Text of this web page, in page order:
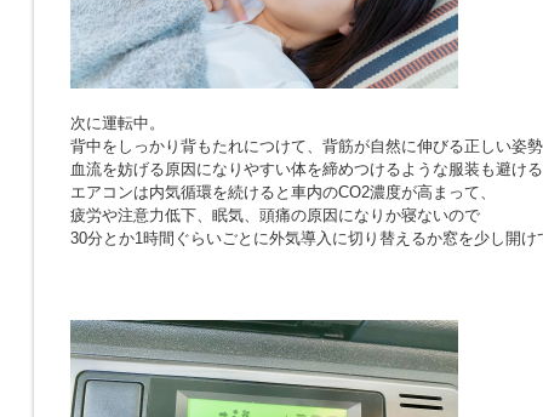
次に運転中。
背中をしっかり背もたれにつけて、背筋が自然に伸びる正しい姿
血流を妨げる原因になりやすい体を締めつけるような服装も避け
エアコンは内気循環を続けると車内のCO2濃度が高まって、
疲労や注意力低下、眠気、頭痛の原因になりか寝ないので
30分とか1時間ぐらいごとに外気導入に切り替えるか窓を少し開け